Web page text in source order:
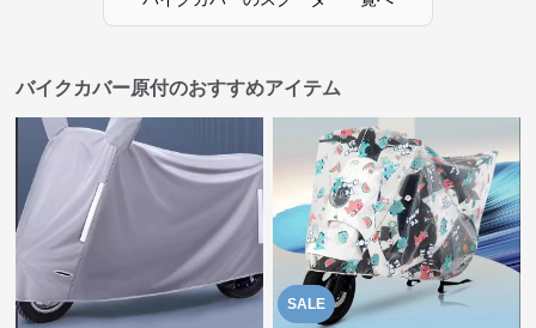
バイクカバー原付のおすすめアイテム
SALE